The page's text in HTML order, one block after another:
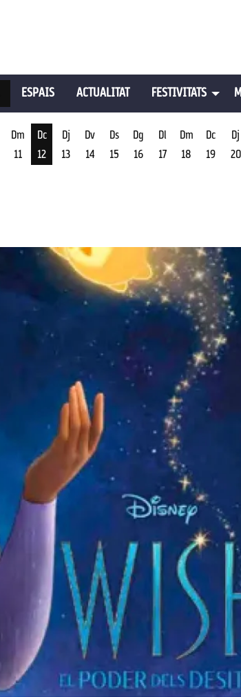
ESPAIS ACTUALITAT FESTIVITATS
Dm
11
Dc
12
Dj
13
Dv
14
Ds
15
Dg
16
Dl
17
Dm
18
Dc
19
Dj
20